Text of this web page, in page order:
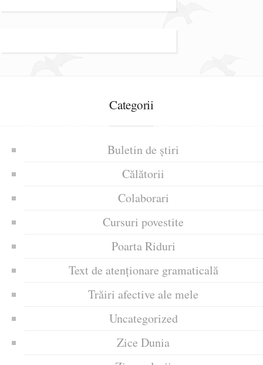
Categorii
Buletin de știri
Călătorii
Colaborari
Cursuri povestite
Poarta Riduri
Text de atenționare gramaticală
Trăiri afective ale mele
Uncategorized
Zice Dunia